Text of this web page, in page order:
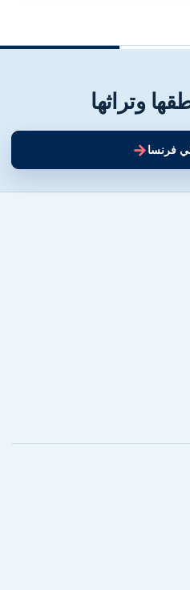
وتراثها
فرنسا→